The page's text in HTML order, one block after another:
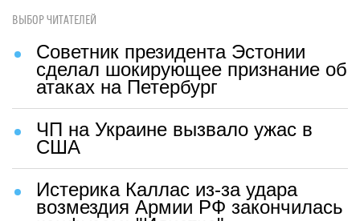
ВЫБОР ЧИТАТЕЛЕЙ
Советник президента Эстонии
сделал шокирующее признание об
атаках на Петербург
ЧП на Украине вызвало ужас в
США
Истерика Каллас из-за удара
возмездия Армии РФ закончилась